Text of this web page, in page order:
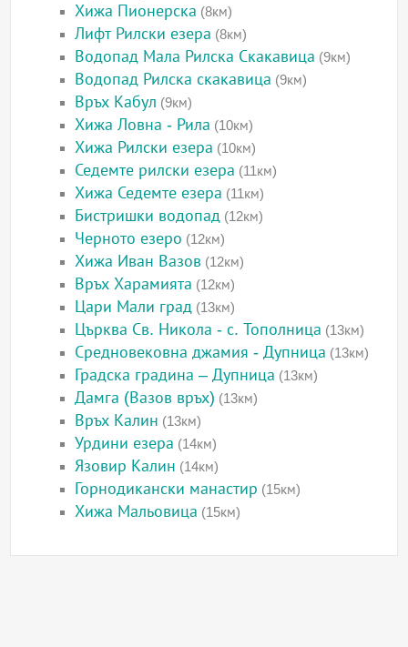
Хижа Пионерска (8км)
Лифт Рилски езера (8км)
Водопад Мала Рилска Скакавица (9км)
Водопад Рилска скакавица (9км)
Връх Кабул (9км)
Хижа Ловна - Рила (10км)
Хижа Рилски езера (10км)
Седемте рилски езера (11км)
Хижа Седемте езера (11км)
Бистришки водопад (12км)
Черното езеро (12км)
Хижа Иван Вазов (12км)
Връх Харамията (12км)
Цари Мали град (13км)
Църква Св. Никола - с. Тополница (13км)
Средновековна джамия - Дупница (13км)
Градска градина – Дупница (13км)
Дамга (Вазов връх) (13км)
Връх Калин (13км)
Урдини езера (14км)
Язовир Калин (14км)
Горнодикански манастир (15км)
Хижа Мальовица (15км)